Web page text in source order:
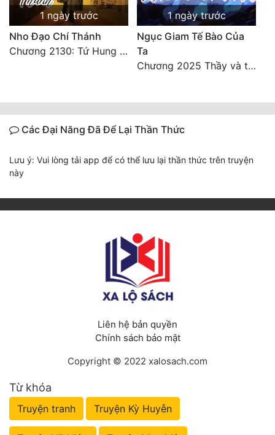
1 ngày trước
Nho Đạo Chí Thánh
Chương 2130: Tứ Hung Cổ Yêu
1 ngày trước
Ngục Giam Tế Bào Của
Ta
Chương 2025 Thầy và trò
Các Đại Năng Đã Để Lại Thần Thức
Lưu ý: Vui lòng tải app để có thể lưu lại thần thức trên truyện
này
Liên hệ bản quyền
Chính sách bảo mật
Copyright © 2022 xalosach.com
Từ khóa
Truyện tranh Truyện Kỳ Huyễn